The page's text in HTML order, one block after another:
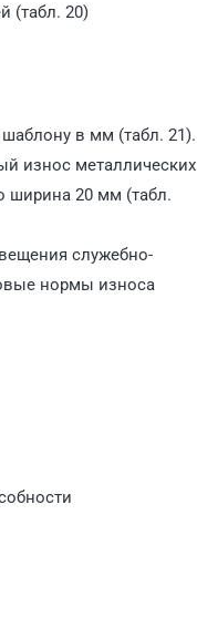
(табл. 20)
в мм (табл. 21).
износ металлических
ширина 20 мм (табл.
служебно-
нормы износа